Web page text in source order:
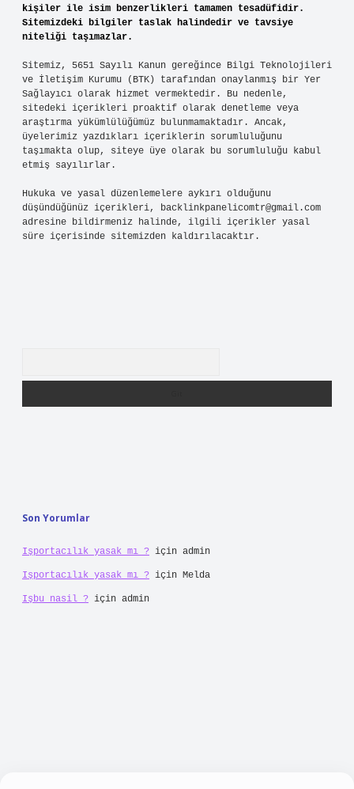
kişiler ile isim benzerlikleri tamamen tesadüfidir.
Sitemizdeki bilgiler taslak halindedir ve tavsiye
niteliği taşımazlar.
Sitemiz, 5651 Sayılı Kanun gereğince Bilgi Teknolojileri
ve İletişim Kurumu (BTK) tarafından onaylanmış bir Yer
Sağlayıcı olarak hizmet vermektedir. Bu nedenle,
sitedeki içerikleri proaktif olarak denetleme veya
araştırma yükümlülüğümüz bulunmamaktadır. Ancak,
üyelerimiz yazdıkları içeriklerin sorumluluğunu
taşımakta olup, siteye üye olarak bu sorumluluğu kabul
etmiş sayılırlar.
Hukuka ve yasal düzenlemelere aykırı olduğunu
düşündüğünüz içerikleri, backlinkpanelicomtr@gmail.com
adresine bildirmeniz halinde, ilgili içerikler yasal
süre içerisinde sitemizden kaldırılacaktır.
Son Yorumlar
Işportacılık yasak mı ? için admin
Işportacılık yasak mı ? için Melda
Işbu nasil ? için admin